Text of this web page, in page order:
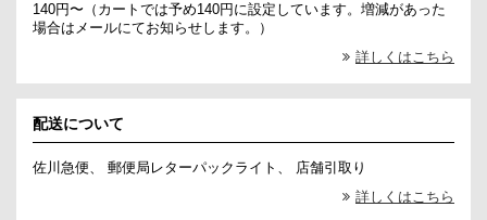
140円〜（カートでは予め140円に設定しています。増減があった
場合はメールにてお知らせします。）
詳しくはこちら
配送について
佐川急便、 郵便局レターパックライト、 店舗引取り
詳しくはこちら